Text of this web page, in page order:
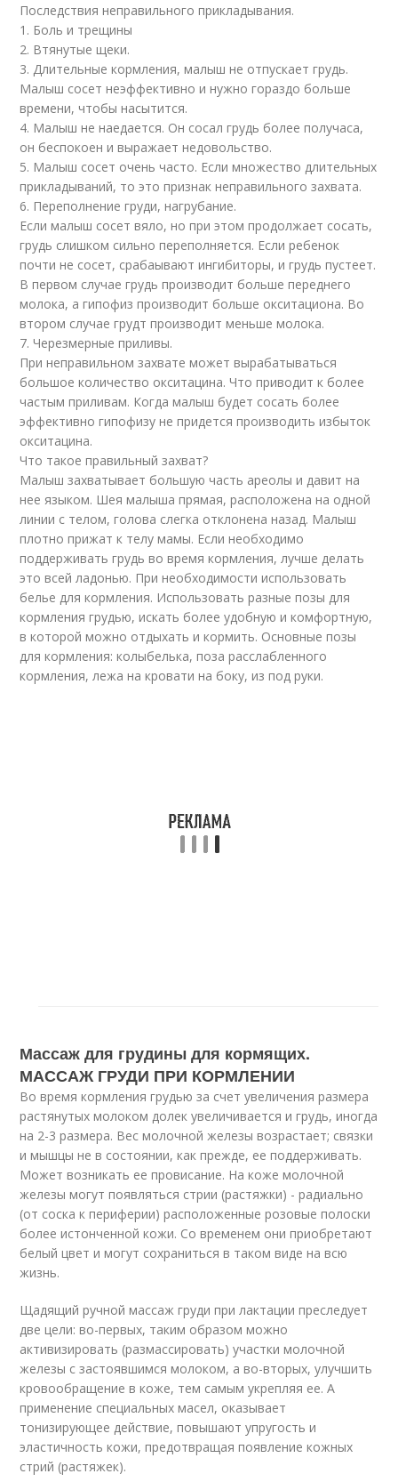
Последствия неправильного прикладывания.
1. Боль и трещины
2. Втянутые щеки.
3. Длительные кормления, малыш не отпускает грудь.
Малыш сосет неэффективно и нужно гораздо больше
времени, чтобы насытится.
4. Малыш не наедается. Он сосал грудь более получаса,
он беспокоен и выражает недовольство.
5. Малыш сосет очень часто. Если множество длительных
прикладываний, то это признак неправильного захвата.
6. Переполнение груди, нагрубание.
Если малыш сосет вяло, но при этом продолжает сосать,
грудь слишком сильно переполняется. Если ребенок
почти не сосет, срабаывают ингибиторы, и грудь пустеет.
В первом случае грудь производит больше переднего
молока, а гипофиз производит больше окситациона. Во
втором случае грудт производит меньше молока.
7. Черезмерные приливы.
При неправильном захвате может вырабатываться
большое количество окситацина. Что приводит к более
частым приливам. Когда малыш будет сосать более
эффективно гипофизу не придется производить избыток
окситацина.
Что такое правильный захват?
Малыш захватывает большую часть ареолы и давит на
нее языком. Шея малыша прямая, расположена на одной
линии с телом, голова слегка отклонена назад. Малыш
плотно прижат к телу мамы. Если необходимо
поддерживать грудь во время кормления, лучше делать
это всей ладонью. При необходимости использовать
белье для кормления. Использовать разные позы для
кормления грудью, искать более удобную и комфортную,
в которой можно отдыхать и кормить. Основные позы
для кормления: колыбелька, поза расслабленного
кормления, лежа на кровати на боку, из под руки.
Массаж для грудины для кормящих.
МАССАЖ ГРУДИ ПРИ КОРМЛЕНИИ
Во время кормления грудью за счет увеличения размера
растянутых молоком долек увеличивается и грудь, иногда
на 2-3 размера. Вес молочной железы возрастает; связки
и мышцы не в состоянии, как прежде, ее поддерживать.
Может возникать ее провисание. На коже молочной
железы могут появляться стрии (растяжки) - радиально
(от соска к периферии) расположенные розовые полоски
более истонченной кожи. Со временем они приобретают
белый цвет и могут сохраниться в таком виде на всю
жизнь.
Щадящий ручной массаж груди при лактации преследует
две цели: во-первых, таким образом можно
активизировать (размассировать) участки молочной
железы с застоявшимся молоком, а во-вторых, улучшить
кровообращение в коже, тем самым укрепляя ее. А
применение специальных масел, оказывает
тонизирующее действие, повышают упругость и
эластичность кожи, предотвращая появление кожных
стрий (растяжек).